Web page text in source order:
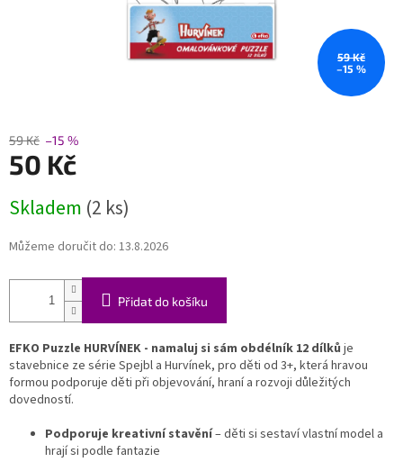
59 Kč
–15 %
59 Kč –15 %
50 Kč
cena:
Skladem (2 ks)
Můžeme doručit do: 13.8.2026
Přidat do košíku
EFKO Puzzle HURVÍNEK - namaluj si sám obdélník 12 dílků je
stavebnice ze série Spejbl a Hurvínek, pro děti od 3+, která hravou
formou podporuje děti při objevování, hraní a rozvoji důležitých
dovedností.
Podporuje kreativní stavění– děti si sestaví vlastní model a
hrají si podle fantazie